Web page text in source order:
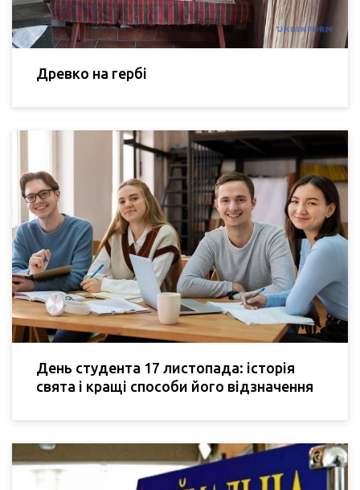
Древко на гербі
День студента 17 листопада: історія
свята і кращі способи його відзначення